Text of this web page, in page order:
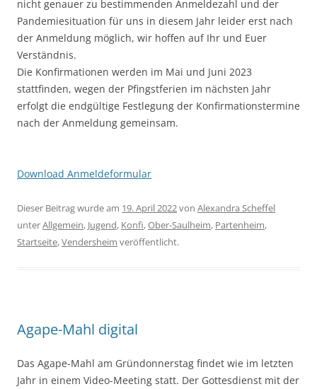
nicht genauer zu bestimmenden Anmeldezahl und der
Pandemiesituation für uns in diesem Jahr leider erst nach
der Anmeldung möglich, wir hoffen auf Ihr und Euer
Verständnis.
Die Konfirmationen werden im Mai und Juni 2023
stattfinden, wegen der Pfingstferien im nächsten Jahr
erfolgt die endgültige Festlegung der Konfirmationstermine
nach der Anmeldung gemeinsam.
Download Anmeldeformular
Dieser Beitrag wurde am 19. April 2022von Alexandra Scheffel
unterAllgemein, Jugend, Konfi,Ober-Saulheim, Partenheim,
Startseite,Vendersheim veröffentlicht.
Agape-Mahl digital
Das Agape-Mahl am Gründonnerstag findet wie im letzten
Jahr in einem Video-Meeting statt. Der Gottesdienst mit der